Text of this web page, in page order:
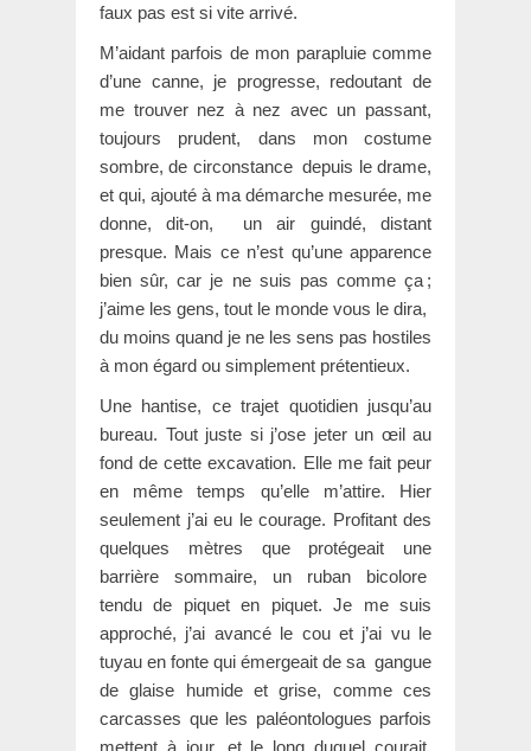
faux pas est si vite arrivé.
M’aidant parfois de mon parapluie comme
d’une canne, je progresse, redoutant de
me trouver nez à nez avec un passant,
toujours prudent, dans mon costume
sombre, de circonstance depuis le drame,
et qui, ajouté à ma démarche mesurée, me
donne, dit-on, un air guindé, distant
presque. Mais ce n’est qu’une apparence
bien sûr, car je ne suis pas comme ça ;
j’aime les gens, tout le monde vous le dira,
du moins quand je ne les sens pas hostiles
à mon égard ou simplement prétentieux.
Une hantise, ce trajet quotidien jusqu’au
bureau. Tout juste si j’ose jeter un œil au
fond de cette excavation. Elle me fait peur
en même temps qu’elle m’attire. Hier
seulement j’ai eu le courage. Profitant des
quelques mètres que protégeait une
barrière sommaire, un ruban bicolore
tendu de piquet en piquet. Je me suis
approché, j’ai avancé le cou et j’ai vu le
tuyau en fonte qui émergeait de sa gangue
de glaise humide et grise, comme ces
carcasses que les paléontologues parfois
mettent à jour, et le long duquel courait,